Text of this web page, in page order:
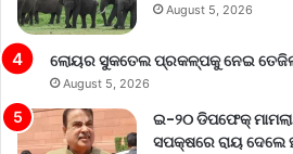
August 5, 2026
ଲୋୟର ସୁକତେଲ ପ୍ରକଳ୍ପକୁ ନେଇ
August 5, 2026
ଇ-୨୦ ଡିପଫେକ୍
ସପକ୍ଷରେ ରାୟ ଦେଲେ